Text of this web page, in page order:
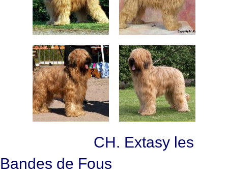
CH. Extasy les
Bandes de Fous